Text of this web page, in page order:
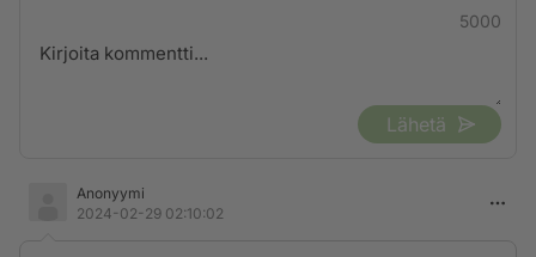
5000
Lähetä
Anonyymi
2024-02-29 02:10:02